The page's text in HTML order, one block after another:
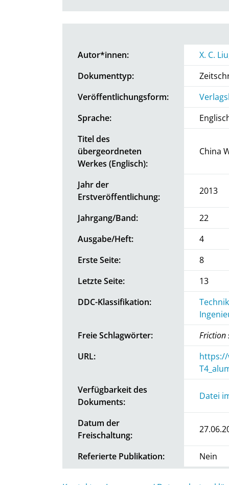
Autor*innen: X. C. Liu
Dokumenttyp:
Veröffentlichungsform:
Sprache:
Titel des
übergeordneten
Werkes (Englisch):
China
Jahr der
Erstveröffentlichung:
2013
Jahrgang/Band:
22
Ausgabe/Heft:
4
Erste Seite:
8
Letzte Seite:
13
DDC-Klassifikation:
Freie Schlagwörter:
Friction
URL:
https://
Verfügbarkeit des
Dokuments:
Datei
Datum der
Freischaltung:
Referierte Publikation: Nein